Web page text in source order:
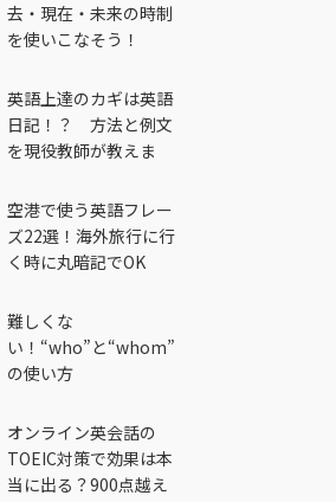
去・現在・未来の時制
を使いこなそう！
英語上達のカギは英語
日記！？ 方法と例文
を現役教師が教えま
空港で使う英語フレー
ズ22選！海外旅行に行
く時に丸暗記でOK
難しくな
い！“who”と“whom”
の使い方
オンライン英会話の
TOEIC対策で効果は本
当に出る？900点越え